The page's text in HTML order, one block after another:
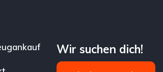
Wir suchen dich!